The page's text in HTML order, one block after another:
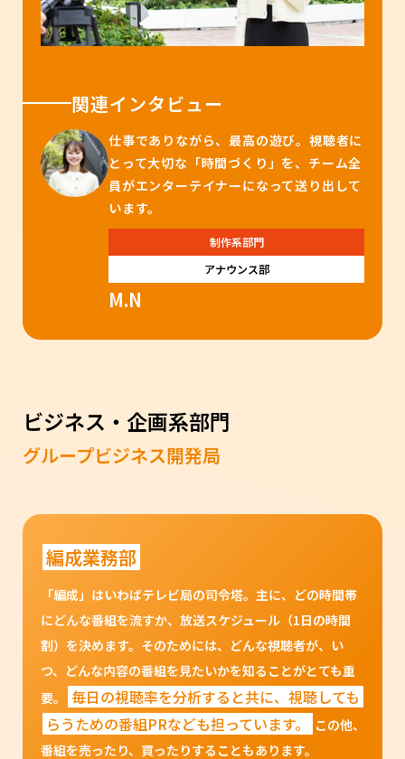
関連インタビュー
仕事でありながら、最高の遊び。視聴者に
とって大切な「時間づくり」を、チーム全
員がエンターテイナーになって送り出して
います。
制作系部門
アナウンス部
M.N
ビジネス・企画系部門
グループビジネス開発局
編成業務部
「編成」はいわばテレビ局の司令塔。主に、どの時間帯
にどんな番組を流すか、放送スケジュール（1日の時間
割）を決めます。そのためには、どんな視聴者が、い
つ、どんな内容の番組を見たいかを知ることがとても重
要。
毎日の視聴率を分析すると共に、視聴しても
らうための番組PRなども担っています。
この他、
番組を売ったり、買ったりすることもあります。